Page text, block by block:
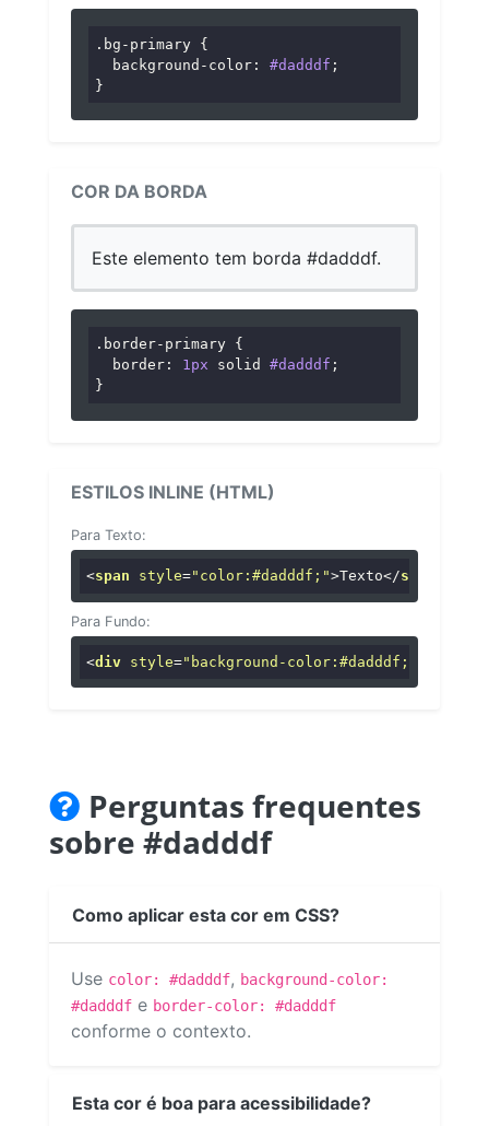
.bg-primary {
background-color : #dadddf ;
}
COR DA BORDA
Este elemento tem borda #dadddf.
.border-primary {
border : 1px solid #dadddf ;
}
ESTILOS INLINE (HTML)
Para Texto:
<span style="color:#dadddf;">Texto</span
Para Fundo:
<div style="background-color:#dadddf;"
Perguntas frequentes
sobre #dadddf
Como aplicar esta cor em CSS?
Use color: #dadddf, background-color:
#dadddf e border-color: #dadddf
conforme o contexto.
Esta cor é boa para acessibilidade?